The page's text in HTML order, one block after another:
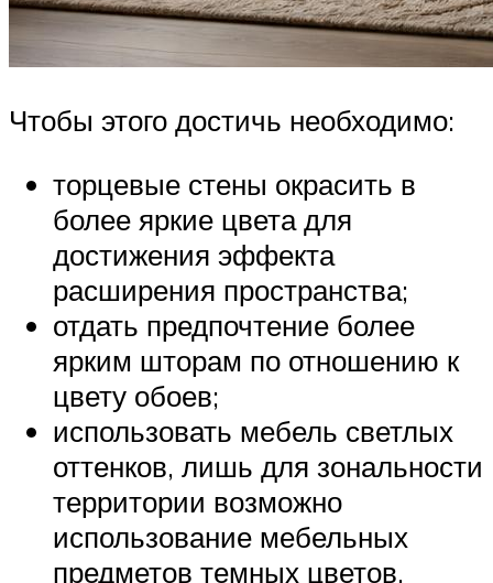
Чтобы этого достичь необходимо:
торцевые стены окрасить в
более яркие цвета для
достижения эффекта
расширения пространства;
отдать предпочтение более
ярким шторам по отношению к
цвету обоев;
использовать мебель светлых
оттенков, лишь для зональности
территории возможно
использование мебельных
предметов темных цветов,